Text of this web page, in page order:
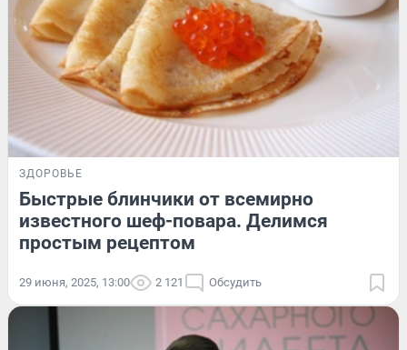
ЗДОРОВЬЕ
Быстрые блинчики от всемирно
известного шеф-повара. Делимся
простым рецептом
29 июня, 2025, 13:00 2 121 Обсудить